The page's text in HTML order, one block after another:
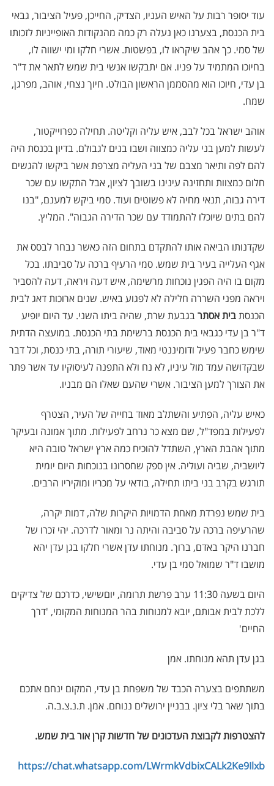
עוד יסופר רבות על האיש העניו, הצדיק, החייכן, פעיל הציבור, גבאי
בית הכנסת, בצערנו כאן נעלה רק כמה מהנקודות האופייניות לזכותו
של סמי. כך אהב שיקראו לו, בפשטות. אשרי חלקו ומי ישווה לו,
בחיוכו המתמיד על פניו. אם יתבקשו אנשי בית שמש לתאר את ד"ר
בן עדי, חיוכו הוא מהסממן הראשון הבולט. חיוך נצחי, אוהב, מפרגן,
שמח.
אוהב ישראל בכל לבב, איש עליה וקליטה. תחילה כפרוייקטור,
לעשות למען בני עליה כמצווה ושבו בנים לגבולם. בדיון בכנסת היה
להם לפה ותיאר מצבם של בני העליה מצרפת אשר ביקשו להגשים
חלום כמצוות ותחזינה עינינו בשובך לציון, אבל התקשו עם שכר
דירה גבוה, תנאי מחיה לא פשוטים ועוד. סמי ביקש למענם, "בנו
להם בתים שיוכלו להתמודד עם שכר הדירה הגבוה". המליץ.
שקדנותו הביאה אותו להתקדם בתחום הזה כאשר נבחר לבסס את
אגף העלייה בעיר בית שמש. סמי הרעיף ברכה על סביבתו. בכל
מקום בו היה הפגין נוכחות מרשימה, איש דעה ויראה, דעה להסביר
ויראה מפני השררה חלילה לא לפגוע באיש. שנים ארוכות דאג לבית
הכנסתבית אסתרבגבעת שרת, שהיה ביתו השני. עד היום יופיע
ד"ר בן עדי כגבאי בית הכנסת ברשימת בתי הכנסת. במועצה הדתית
שימש כחבר פעיל ודומיננטי מאוד, שיעורי תורה, בתי כנסת, וכל דבר
שבקדושה עמד מול עיניו, לא נח ולא התפנה לעיסוקיו עד אשר פתר
את הצורך למען הציבור. אשרי שהעם שאלו הם מבניו.
כאיש עליה, הפתיע והשתלב מאוד בחייה של העיר, הצטרף
לפעילות במפד"ל, שם מצא כר נרחב לפעילות. מתוך אמונה ובעיקר
מתוך אהבת הארץ, השתדל להוכיח כמה ארץ ישראל טובה היא
ליושביה, שביה ועוליה. אין ספק שחסרונו בנוכחות היום יומית
תורגש בקרב בני ביתו תחילה, בודאי על מכריו ומוקיריו הרבים.
בית שמש נפרדת מאחת הדמויות היקרות שלה, דמות יקרה,
שהרעיפה ברכה על סביבה והיתה נר ומאור לדרכה. יהי זכרו של
חברנו היקר באדם, ברוך. מנוחתו עדן אשרי חלקו בגן עדן יהא
מושבו ד"ר שמואל סמי בן עדי.
היום בשעה 11:30 ערב פרשת תרומה, יוםשישי, כדרכם של צדיקים
ללכת לבית אבותם, יובא למנוחות בהר המנוחות המקומי, 'דרך
החיים'
בגן עדן תהא מנוחתו. אמן
משתתפים בצערה הכבד של משפחת בן עדי, המקום ינחם אתכם
בתוך שאר בלי ציון. בבניין ירושלים ננוחם. אמן. ת.נ.צ.ב.ה.
להצטרפות לקבוצת העדכונים של חדשות קרן אור בית שמש.
https://chat.whatsapp.com/LWrmkVdbixCALk2Ke9Ilxb